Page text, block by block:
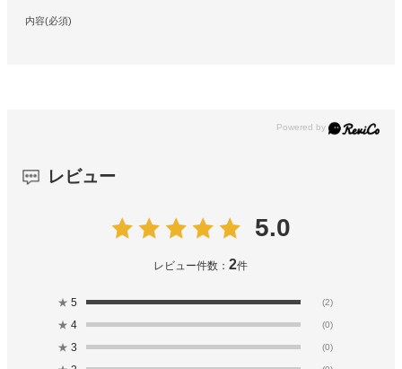
内容(必須)
レビュー
5.0
レビュー件数：2件
★ 5 (2)
★ 4 (0)
★ 3 (0)